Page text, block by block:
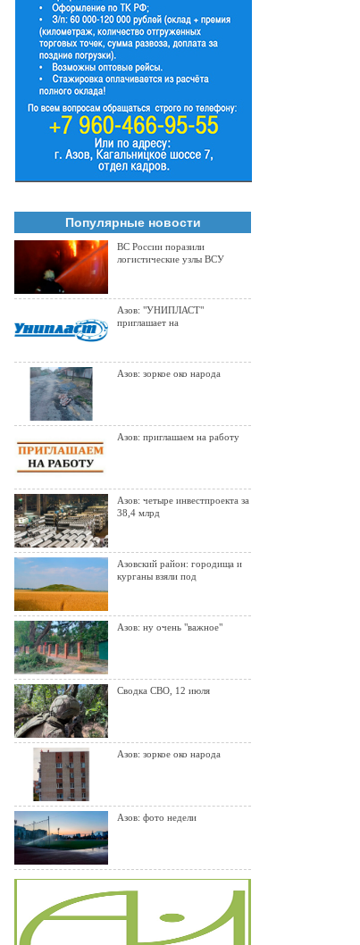
Популярные новости
ВС России поразили
логистические узлы ВСУ
Азов: "УНИПЛАСТ"
приглашает на
Азов: зоркое око народа
Азов: приглашаем на работу
Азов: четыре инвестпроекта за
38,4 млрд
Азовский район: городища и
курганы взяли под
Азов: ну очень "важное"
Сводка СВО, 12 июля
Азов: зоркое око народа
Азов: фото недели